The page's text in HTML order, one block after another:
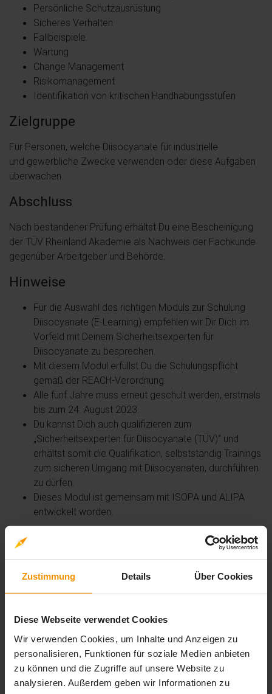
Zustimmung Details Über Cookies
Diese Webseite verwendet Cookies
Wir verwenden Cookies, um Inhalte und Anzeigen zu
personalisieren, Funktionen für soziale Medien anbieten
zu können und die Zugriffe auf unsere Website zu
analysieren. Außerdem geben wir Informationen zu
Persönliche Schutzausrüstung
Sicheres Verhalten
Fallbeispiele
Wartung
Change Management
Risikomanagement
Identifikation von kritischen Handhabungsstufen
Zielgruppe
Für Personen, welche Diisocyanate für industrielle
und gewerbliche Zwecke verwenden oder diese Aufgaben
überwachen.
Abschluss
Nach bestandener Prüfung erhältst Du eine Bescheinigung
der TÜV Rheinland Akademie als Nachweis der Fachkunde
gegenüber Arbeitgeber und Behörde.
Hinweise
Für die Auswahl des richtigen Moduls zur Schulung
Diisocyanate (E-Learning) empfehlen wir Dir Dich im
Vorfeld mit Deinem Sicherheitsexperten für
Diisocyanate zu besprechen.
Mit diesem Modul erfüllst Du die Schulungspflicht
gemäß der REACH-Verordnung.
Alle fünf Jahre muss erneut geschult werden, erstmals
bis zum 24. August 2023.
Du kannst Dich auch qualifizieren zum
„Sicherheitsexperten für Diisocyanate (TÜV)“ und
erhältst somit die Qualifikation, selbstständig Trainings
zum sicheren Umgang mit Diisocyanaten, durchführen
zu dürfen.
Dieses Modul ist gemeinsam mit ISOPA und ALIPA
entwickelt worden.
Übersicht der Lerninhalte
Diisocyanate - Holzverbundwerkstoffe
3 Lernbausteine timelapse 1 Std. 25 Min.
Diisocyanate - Grundlagentraining
extension Interaktiver Inhalt timelapse 0 Std. 45 Min.
Holzverbundwerkstoffe